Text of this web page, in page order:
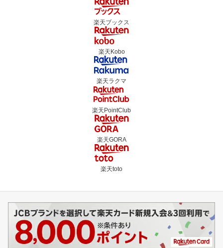
楽天ブックス
楽天Kobo
楽天ラクマ
楽天PointClub
楽天GORA
楽天toto